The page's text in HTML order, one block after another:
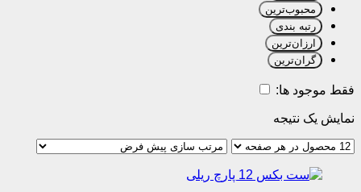
محبوب‌ترین
رتبه بندی
ارزان‌ترین
گران‌ترین
فقط موجود ها:
نمایش یک نتیجه